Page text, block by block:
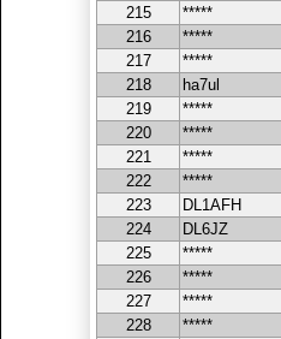
215
*****
216
*****
217
*****
218
ha7ul
219
*****
220
*****
221
*****
222
*****
223
DL1AFH
224
DL6JZ
225
*****
226
*****
227
*****
228
*****